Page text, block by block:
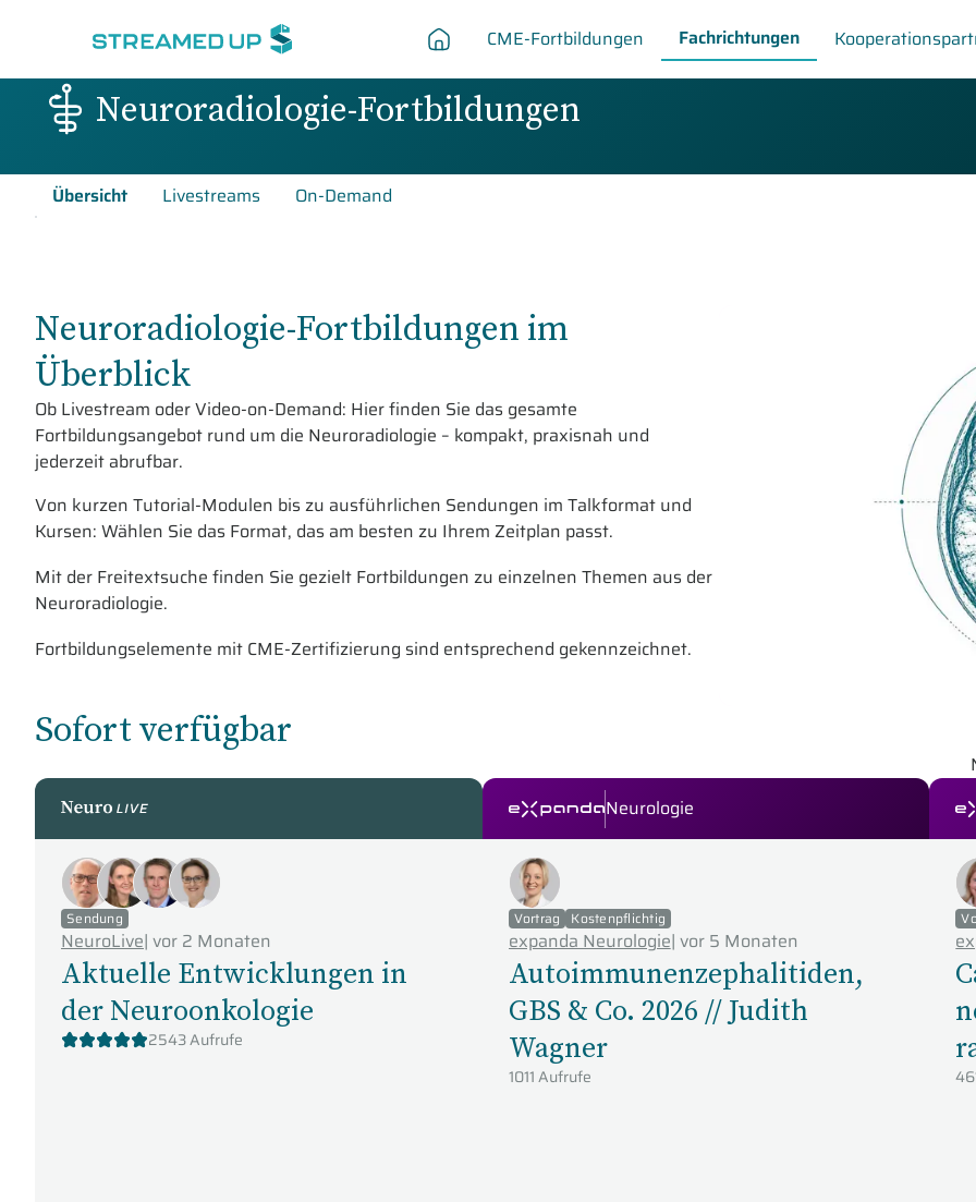
CME-Fortbildungen Fachrichtungen
Neuroradiologie-Fortbildungen
Übersicht Livestreams On-Demand
Neuroradiologie-Fortbildungen im
Überblick
Ob Livestream oder Video-on-Demand: Hier finden Sie das gesamte
Fortbildungsangebot rund um die Neuroradiologie – kompakt, praxisnah und
jederzeit abrufbar.
Von kurzen Tutorial-Modulen bis zu ausführlichen Sendungen im Talkformat und
Kursen: Wählen Sie das Format, das am besten zu Ihrem Zeitplan passt.
Mit der Freitextsuche finden Sie gezielt Fortbildungen zu einzelnen Themen aus der
Neuroradiologie.
Fortbildungselemente mit CME-Zertifizierung sind entsprechend gekennzeichnet.
Sofort verfügbar
NeuroLive
Sendung
NeuroLive| vor 2 Monaten
Aktuelle Entwicklungen in
der Neuroonkologie
2543 Aufrufe
expanda Seminare
Neurologie
Vortrag Kostenpflichtig
expanda Neurologie| vor 5 Monaten
Autoimmunenzephalitiden,
GBS & Co. 2026 // Judith
Wagner
1011 Aufrufe